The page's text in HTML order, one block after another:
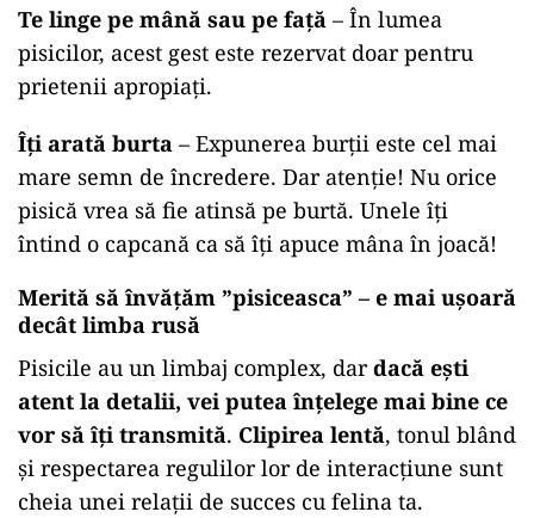
Te linge pe mână sau pe față – În lumea
pisicilor, acest gest este rezervat doar pentru
prietenii apropiați.
Îți arată burta – Expunerea burții este cel mai
mare semn de încredere. Dar atenție! Nu orice
pisică vrea să fie atinsă pe burtă. Unele îți
întind o capcană ca să îți apuce mâna în joacă!
Merită să învățăm ”pisiceasca” – e mai ușoară
decât limba rusă
Pisicile au un limbaj complex, dardacă ești
atent la detalii, vei putea înțelege mai bine ce
vor să îți transmită. Clipirea lentă, tonul blând
și respectarea regulilor lor de interacțiune sunt
cheia unei relații de succes cu felina ta.